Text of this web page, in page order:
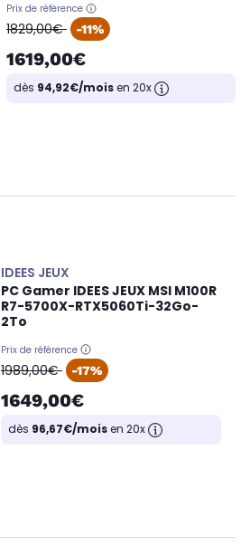
Prix de référence
oldPrice
1829,00€ -11%
1619,00€
dès 94,92€/moisen 20x
IDEES JEUX
PC Gamer IDEES JEUX MSI M100R
R7-5700X-RTX5060Ti-32Go-
2To
Prix de référence
oldPrice
1989,00€ -17%
1649,00€
dès 96,67€/moisen 20x